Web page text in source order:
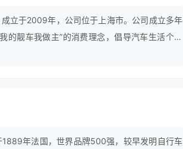
立于2009年，公司位于上海市。公司成立多年
的靓车我做主”的消费理念，倡导汽车生活个性
年法国，世界品牌500强，较早发明自行车